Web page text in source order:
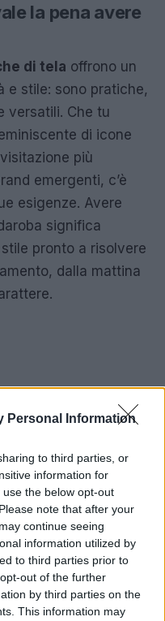
Personal Information
to third parties, or
information for
the below opt-out
note that after your
continue seeing
information utilized by
to third parties prior to
out of the further
by third parties on the
This information may
la pena avere
di tela offrono un
e stile: sono pratiche,
versatili. Che tu
di icone
più
emergenti, c’è
esigenze. Avere
significa
pronto a risolvere
dalla mattina